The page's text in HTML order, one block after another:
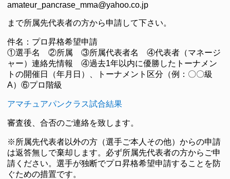
amateur_pancrase_mma@yahoo.co.jp
まで所属先代表者の方から申請して下さい。
件名：プロ昇格希望申請
①選手名 ②所属 ③所属代表者名 ④代表者（マネージ
ャー）連絡先情報 ④過去1年以内に優勝したトーナメン
トの開催日（年月日）、トーナメント区分（例：〇〇級
A）⑥プロ階級
アマチュアパンクラス試合結果
審査後、合否のご連絡を致します。
※所属先代表者以外の方（選手ご本人その他）からの申請
は返答無しで棄却します。必ず所属先代表者の方からご申
請ください。選手が独断でプロ昇格希望申請することを防
ぐための措置です。